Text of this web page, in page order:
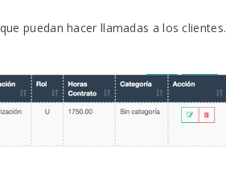
puedan hacer llamadas a los clientes.